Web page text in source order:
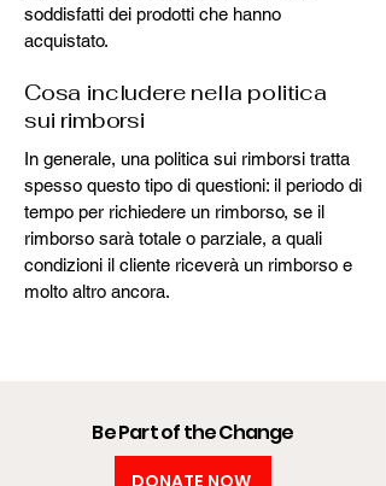
soddisfatti dei prodotti che hanno
acquistato.
Cosa includere nella politica
sui rimborsi
In generale, una politica sui rimborsi tratta
spesso questo tipo di questioni: il periodo di
tempo per richiedere un rimborso, se il
rimborso sarà totale o parziale, a quali
condizioni il cliente riceverà un rimborso e
molto altro ancora.
Be Part of the Change
DONATE NOW